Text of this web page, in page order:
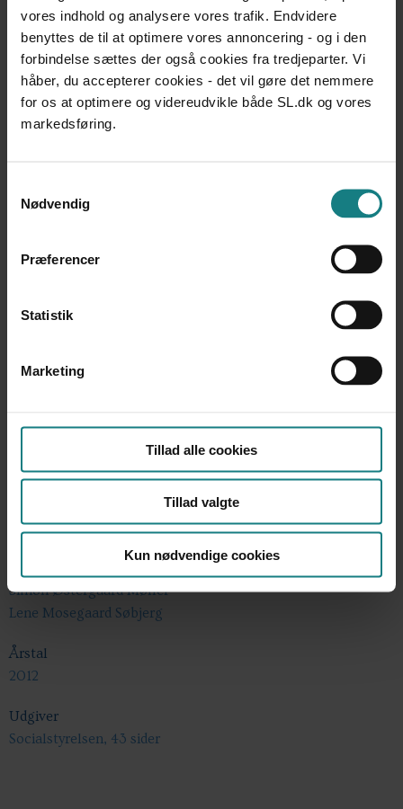
vores indhold og analysere vores trafik. Endvidere
benyttes de til at optimere vores annoncering - og i den
forbindelse sættes der også cookies fra tredjeparter. Vi
håber, du accepterer cookies - det vil gøre det nemmere
for os at optimere og videreudvikle både SL.dk og vores
markedsføring.
Nødvendig
Præferencer
Statistik
Marketing
Tillad alle cookies
Tillad valgte
Kun nødvendige cookies
social kapital
at den mulige gunstige effekt af forskellige typer
’skræmmetiltag’ helt savner empirisk belæg.
I rapportens kapitel 1 gives desuden en række konkrete
anbefalinger til den lokale udvikling af
at udvikle helhedsmæssig faglig dømmekraft og at
udvikle og aktivere specialiserede kompetencer.
Denne videns- og erfaringsopsamling bygger først og
fremmest på statistiske undersøgelser og dansk og
international forskning, samt erfaringer fra danske
kommuner med kriminalitetsforebyggende indsatser.
Undersøgelser og evalueringer
Simon Østergaard Møller
Lene Mosegaard Søbjerg
Årstal
2012
Udgiver
Socialstyrelsen, 43 sider